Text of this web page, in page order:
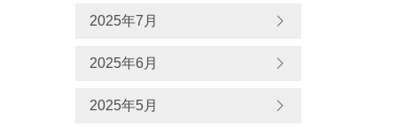
2025年7月
2025年6月
2025年5月